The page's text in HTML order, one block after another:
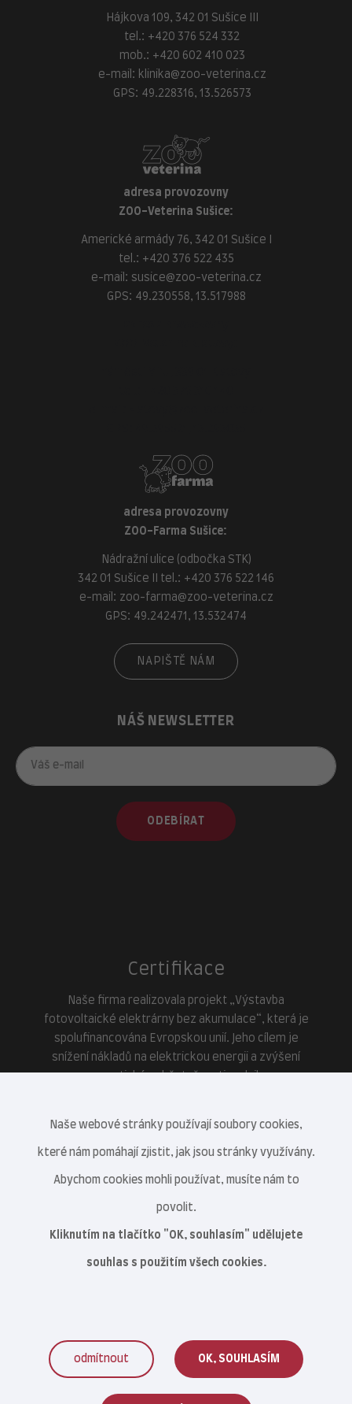
Hájkova 109, 342 01 Sušice III
tel.: +420 376 524 332
mob.: +420 602 410 023
e-mail: klinika@zoo-veterina.cz
GPS: 49.228316, 13.526573
adresa provozovny
ZOO-Veterina Sušice:
Americké armády 76, 342 01 Sušice I
tel.: +420 376 522 435
e-mail: susice@zoo-veterina.cz
GPS: 49.230558, 13.517988
adresa provozovny
ZOO-Farma Sušice:
Nádražní ulice (odbočka STK)
342 01 Sušice II tel.: +420 376 522 146
e-mail: zoo-farma@zoo-veterina.cz
GPS: 49.242471, 13.532474
NAPIŠTĚ NÁM
NÁŠ NEWSLETTER
ODEBÍRAT
Certifikace
Naše firma realizovala projekt „Výstavba
fotovoltaické elektrárny bez akumulace“, která je
spolufinancována Evropskou unií. Jeho cílem je
snížení nákladů na elektrickou energii a zvýšení
Veterinární centrum s.r.o. © 2021–2026
Naše webové stránky používají soubory cookies,
které nám pomáhají zjistit, jak jsou stránky využívány.
Abychom cookies mohli používat, musíte nám to
povolit.
Kliknutím na tlačítko "OK, souhlasím" udělujete
souhlas s použitím všech cookies.
odmítnout OK, SOUHLASÍM